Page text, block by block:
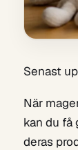
Senast
När
kan du få
deras